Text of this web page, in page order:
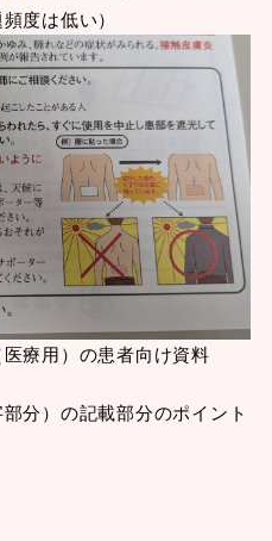
度は低い）
療用）の患者向け資料
分）の記載部分のポイント